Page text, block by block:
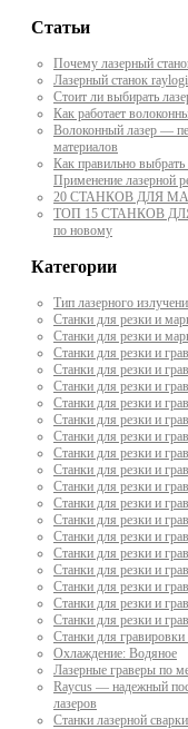
Статьи
Почему лазерный
Лазерный станок
Стоит ли выбирать
Как работает
Волоконный лазер —
материалов
Как правильно выбрать
Применение лазерной
20 СТАНКОВ ДЛЯ
ТОП 15 СТАНКОВ ДЛЯ
по новому
Категории
Тип лазерного
Станки для резки и
Станки для резки и
Станки для резки и
Станки для резки и
Станки для резки и
Станки для резки и
Станки для резки и
Станки для резки и
Станки для резки и
Станки для резки и
Станки для резки и
Станки для резки и
Станки для резки и
Станки для резки и
Станки для резки и
Станки для резки и
Станки для резки и
Станки для резки и
Станки для резки и
Станки для
Охлаждение: Водяное
Лазерные граверы по
Raycus — надежный
лазеров
Cтанки лазерной